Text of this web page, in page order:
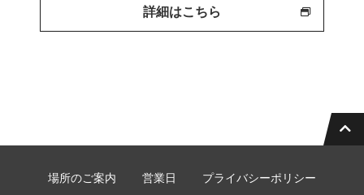
詳細はこちら
場所のご案内 営業日
プライバシーポリシー